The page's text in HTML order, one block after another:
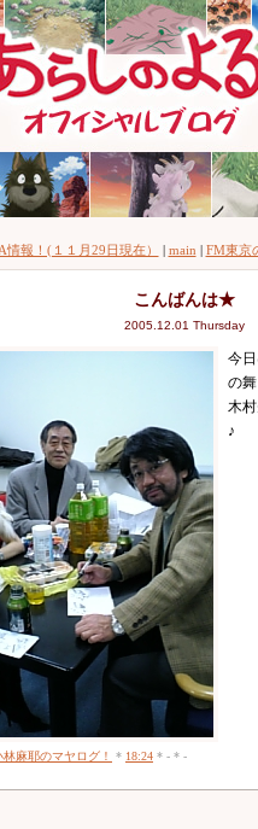
情報！(１１月29日現在） | main | FM東京
こんばんは★
2005.12.01 Thursday
今
の
木
♪
麻耶のマヤログ！ * 18:24 * - * -